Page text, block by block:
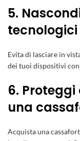
5.
tecnologici
Evita di lasciare in
dei tuoi dispositivi
6.
una
Acquista una